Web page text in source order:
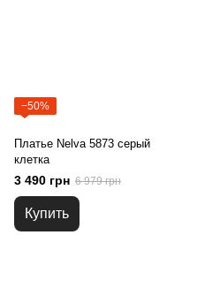
−50%
Платье Nelva 5873 серый
клетка
3 490 грн 6 979 грн
Купить